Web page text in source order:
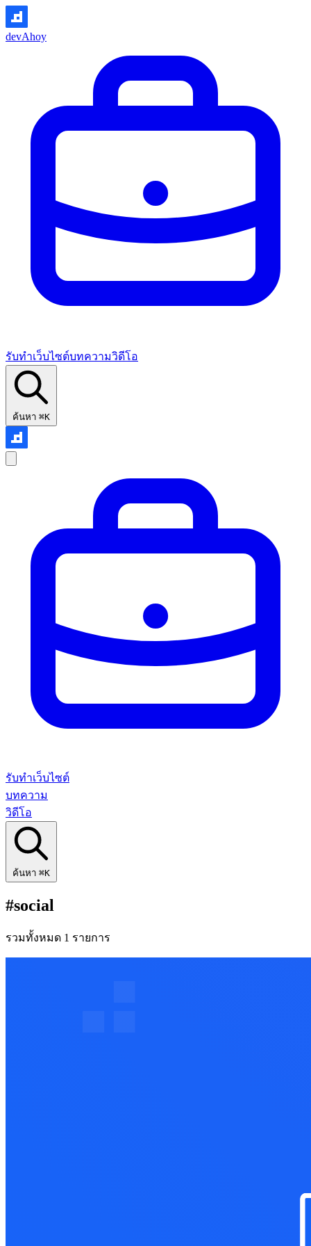
devAhoy
รับทำเว็บไซต์บทความวิดีโอ
ค้นหา ⌘K
รับทำเว็บไซต์
บทความ
วิดีโอ
ค้นหา ⌘K
#social
รวมทั้งหมด 1 รายการ